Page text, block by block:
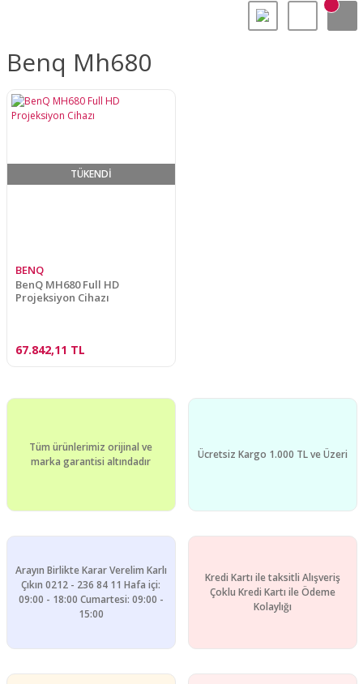
Benq Mh680
TÜKENDİ
BENQ
BenQ MH680 Full HD
Projeksiyon Cihazı
67.842,11 TL
Tüm ürünlerimiz orijinal ve
marka garantisi altındadır
Ücretsiz Kargo 1.000 TL ve Üzeri
Arayın Birlikte Karar Verelim Karlı
Çıkın 0212 - 236 84 11 Hafa içi:
09:00 - 18:00 Cumartesi: 09:00 -
15:00
Kredi Kartı ile taksitli Alışveriş
Çoklu Kredi Kartı ile Ödeme
Kolaylığı